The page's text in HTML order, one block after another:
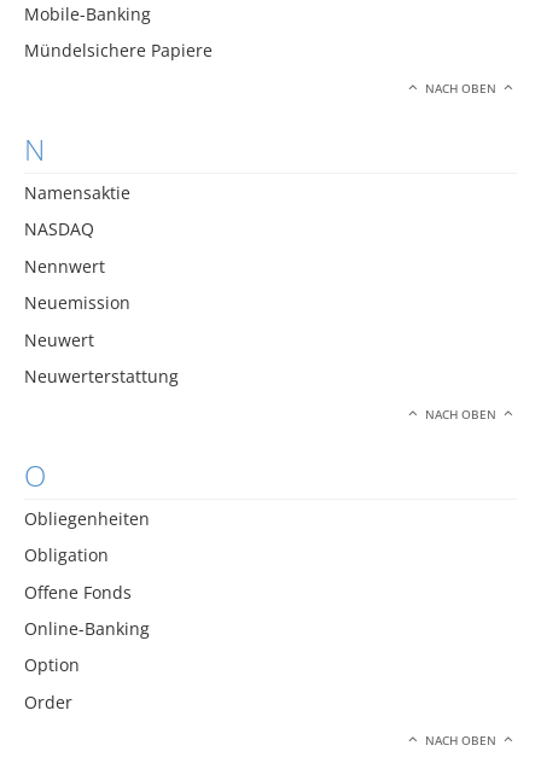
Mobile-Banking
Mündelsichere Papiere
NACH OBEN
N
Namensaktie
NASDAQ
Nennwert
Neuemission
Neuwert
Neuwerterstattung
NACH OBEN
O
Obliegenheiten
Obligation
Offene Fonds
Online-Banking
Option
Order
NACH OBEN